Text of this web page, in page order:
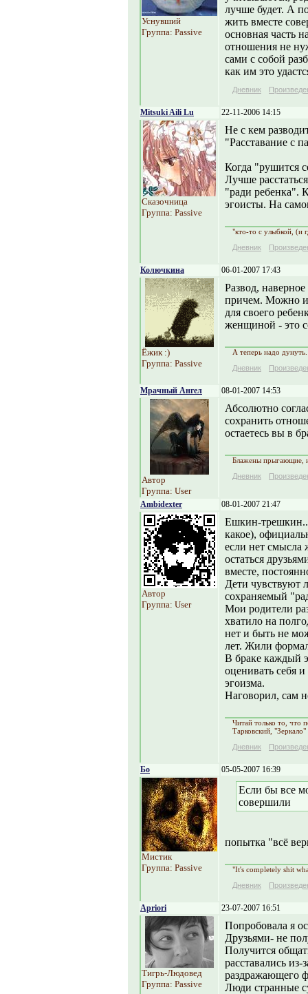
Уснувший
Группа: Passive
лучше будет. А
жить вместе
основная часть
отношения не
сами с собой
как им это
Дневник
Mitsuki Aili Lu 22-11-2006 14:15
Сказочница
Группа: Passive
Не с кем
"Расставание с
Когда "рушится
Лучше
"ради ребенка".
эгоисты. На
"кто-то с улыбкой, (и
Дневник
Колючкина 06-01-2007 17:43
Ёжик :)
Группа: Passive
Развод,
причем. Можно и
для своего
женщиной - это
А теперь надо
Дневник
Мрачный Ангел 08-01-2007 14:53
Автор
Группа: User
Абсолютно
сохранить
остаетесь вы в
Блажены прыгающие,
Дневник
Ambidexter 08-01-2007 21:47
Автор
Группа: User
Ешкин-трешкин...
какое),
если нет смысла
остаться
вместе,
Дети чувствуют
сохраняемый
Мои родители
хватило на
нет и быть не
лет. Жили
В браке каждый
оценивать себя и
эгоизма.
Наговорил, сам
Читай только то, что
Тарковский, "Зеркало"
Дневник
Бо 05-05-2007 16:39
Мистик
Группа: Passive
Если бы все
совершили
попытка "всё
"It's completely shit
Дневник
Apriori 23-07-2007 16:51
Тигрь-Людовед
Группа: Passive
Попробовала я
Друзьями- не
Получится
расставались
раздражающего
Люди странные